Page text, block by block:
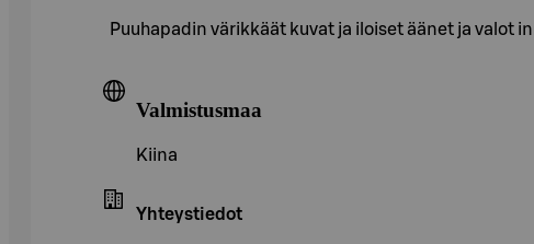
Puuhapadin värikkäät kuvat ja iloiset äänet ja valot
Valmistusmaa
Kiina
Yhteystiedot